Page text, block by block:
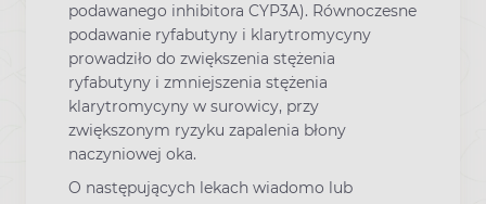
podawanego inhibitora CYP3A). Równoczesne
podawanie ryfabutyny i klarytromycyny
prowadziło do zwiększenia stężenia
ryfabutyny i zmniejszenia stężenia
klarytromycyny w surowicy, przy
zwiększonym ryzyku zapalenia błony
naczyniowej oka.
O następujących lekach wiadomo lub